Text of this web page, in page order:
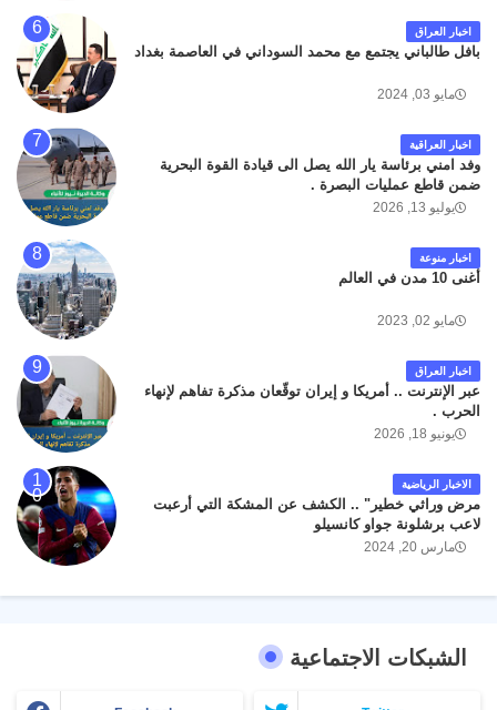
اخبار العراق
بافل طالباني يجتمع مع محمد السوداني في العاصمة بغداد
مايو 03, 2024
اخبار العراقية
وفد امني برئاسة يار الله يصل الى قيادة القوة البحرية
ضمن قاطع عمليات البصرة .
يوليو 13, 2026
اخبار منوعة
أغنى 10 مدن في العالم
مايو 02, 2023
اخبار العراق
عبر الإنترنت .. أمريكا و إيران توقّعان مذكرة تفاهم لإنهاء
الحرب .
يونيو 18, 2026
الاخبار الرياضية
مرض وراثي خطير" .. الكشف عن المشكة التي أرعبت
لاعب برشلونة جواو كانسيلو
مارس 20, 2024
الشبكات الاجتماعية